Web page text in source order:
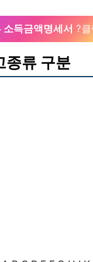
득금액명세서 ?
종류 구분